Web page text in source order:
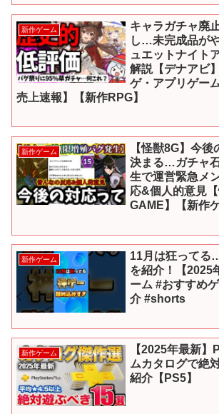
新作ゲーム
キャラガチャ廃
し…未完成品が
ュエットナイト
解説【デナアビ
ゲ・アプリゲー
売上速報】【新作RPG】
新作ゲーム
【怪獣8G】今
決まる…ガチャ
生で運営緊急メ
応&個人的意見
GAME】【新作
新作ゲーム
11月は狂ってる
を紹介！【2025
ーム #おすすめ
介 #shorts
新作ゲーム
【2025年最新
ムカタログで絶
紹介【PS5】